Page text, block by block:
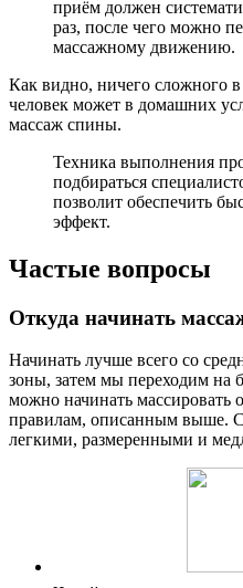
приём должен
раз, после чего можно
массажному движению.
Как видно, ничего сложного
человек может в домашних
массаж спины.
Техника выполнения
подбираться
позволит обеспечить
эффект.
Частые вопросы
Откуда начинать
Начинать лучше всего со
зоны, затем мы переходим на
можно начинать массировать
правилам, описанным выше.
легкими, размеренными и